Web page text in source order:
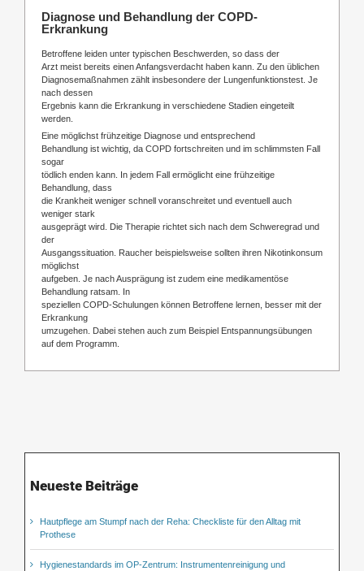
Diagnose und Behandlung der COPD-
Erkrankung
Betroffene leiden unter typischen Beschwerden, so dass der
Arzt meist bereits einen Anfangsverdacht haben kann. Zu den üblichen
Diagnosemaßnahmen zählt insbesondere der Lungenfunktionstest. Je
nach dessen
Ergebnis kann die Erkrankung in verschiedene Stadien eingeteilt
werden.
Eine möglichst frühzeitige Diagnose und entsprechend
Behandlung ist wichtig, da COPD fortschreiten und im schlimmsten Fall
sogar
tödlich enden kann. In jedem Fall ermöglicht eine frühzeitige
Behandlung, dass
die Krankheit weniger schnell voranschreitet und eventuell auch
weniger stark
ausgeprägt wird. Die Therapie richtet sich nach dem Schweregrad und
der
Ausgangssituation. Raucher beispielsweise sollten ihren Nikotinkonsum
möglichst
aufgeben. Je nach Ausprägung ist zudem eine medikamentöse
Behandlung ratsam. In
speziellen COPD-Schulungen können Betroffene lernen, besser mit der
Erkrankung
umzugehen. Dabei stehen auch zum Beispiel Entspannungsübungen
auf dem Programm.
Neueste Beiträge
Hautpflege am Stumpf nach der Reha: Checkliste für den Alltag mit
Prothese
Hygienestandards im OP-Zentrum: Instrumentenreinigung und